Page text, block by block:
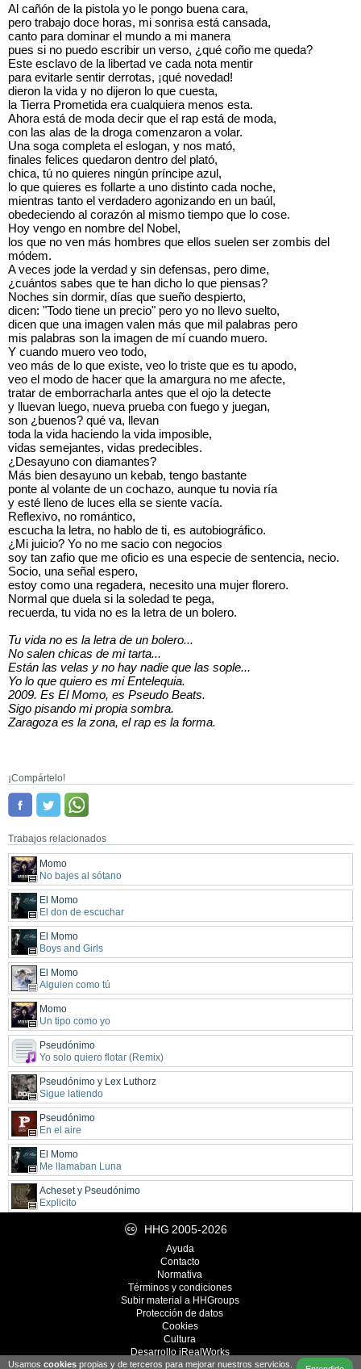
Al cañón de la pistola yo le pongo buena cara,
pero trabajo doce horas, mi sonrisa está cansada,
canto para dominar el mundo a mi manera
pues si no puedo escribir un verso, ¿qué coño me queda?
Este esclavo de la libertad ve cada nota mentir
para evitarle sentir derrotas, ¡qué novedad!
dieron la vida y no dijeron lo que cuesta,
la Tierra Prometida era cualquiera menos esta.
Ahora está de moda decir que el rap está de moda,
con las alas de la droga comenzaron a volar.
Una soga completa el eslogan, y nos mató,
finales felices quedaron dentro del plató,
chica, tú no quieres ningún príncipe azul,
lo que quieres es follarte a uno distinto cada noche,
mientras tanto el verdadero agonizando en un baúl,
obedeciendo al corazón al mismo tiempo que lo cose.
Hoy vengo en nombre del Nobel,
los que no ven más hombres que ellos suelen ser zombis del
módem.
A veces jode la verdad y sin defensas, pero dime,
¿cuántos sabes que te han dicho lo que piensas?
Noches sin dormir, días que sueño despierto,
dicen: "Todo tiene un precio" pero yo no llevo suelto,
dicen que una imagen valen más que mil palabras pero
mis palabras son la imagen de mí cuando muero.
Y cuando muero veo todo,
veo más de lo que existe, veo lo triste que es tu apodo,
veo el modo de hacer que la amargura no me afecte,
tratar de emborracharla antes que el ojo la detecte
y lluevan luego, nueva prueba con fuego y juegan,
son ¿buenos? qué va, llevan
toda la vida haciendo la vida imposible,
vidas semejantes, vidas predecibles.
¿Desayuno con diamantes?
Más bien desayuno un kebab, tengo bastante
ponte al volante de un cochazo, aunque tu novia ría
y esté lleno de luces ella se siente vacía.
Reflexivo, no romántico,
escucha la letra, no hablo de ti, es autobiográfico.
¿Mi juicio? Yo no me sacio con negocios
soy tan zafio que me oficio es una especie de sentencia, necio.
Socio, una señal espero,
estoy como una regadera, necesito una mujer florero.
Normal que duela si la soledad te pega,
recuerda, tu vida no es la letra de un bolero.
Tu vida no es la letra de un bolero...
No salen chicas de mi tarta...
Están las velas y no hay nadie que las sople...
Yo lo que quiero es mi Entelequia.
2009. Es El Momo, es Pseudo Beats.
Sigo pisando mi propia sombra.
Zaragoza es la zona, el rap es la forma.
¡Compártelo!
Trabajos relacionados
Momo
No bajes al sótano
El Momo
El don de escuchar
El Momo
Boys and Girls
El Momo
Alguien como tú
Momo
Un tipo como yo
Pseudónimo
Yo solo quiero flotar (Remix)
Pseudónimo y Lex Luthorz
Sigue latiendo
Pseudónimo
En el aire
El Momo
Me llamaban Luna
Acheset y Pseudónimo
Explicito
HHG 2005-2026
Ayuda
Contacto
Normativa
Términos y condiciones
Subir material a HHGroups
Protección de datos
Cookies
Cultura
Desarrollo iRealWorks
Usamos cookies propias y de terceros para mejorar nuestros servicios.